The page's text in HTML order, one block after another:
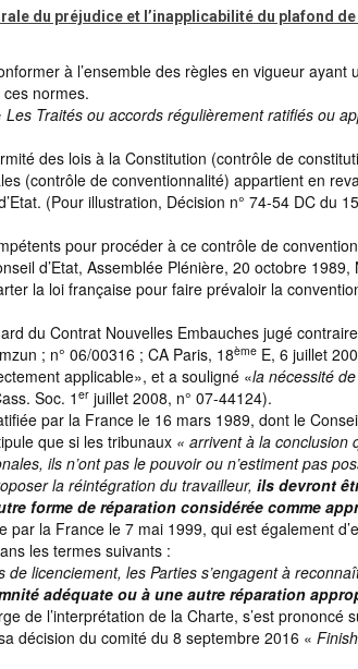
du préjudice et l’inapplicabilité du plafond de
à l’ensemble des règles en vigueur ayant
normes.
Les Traités ou accords régulièrement ratifiés ou
des lois à la Constitution (contrôle de
(contrôle de conventionnalité) appartient en
(Pour illustration, Décision n° 74-54 DC du
pour procéder à ce contrôle de
d’Etat, Assemblée Plénière, 20 octobre 1989,
la loi française pour faire prévaloir la
du Contrat Nouvelles Embauches jugé
; n° 06/00316 ; CA Paris, 18ème E, 6 juillet
applicable», et a souligné «la nécessité de
Soc. 1er juillet 2008, n° 07-44124).
par la France le 16 mars 1989, dont le
que si les tribunaux « arrivent à la conclusion
ils n’ont pas le pouvoir ou n’estiment pas
la réintégration du travailleur, ils devront
forme de réparation considérée comme
la France le 7 mai 1999, qui est également
les termes suivants :
de licenciement, les Parties s’engagent à
adéquate ou à une autre réparation
de l’interprétation de la Charte, s’est prononcé
décision du comité du 8 septembre 2016 «